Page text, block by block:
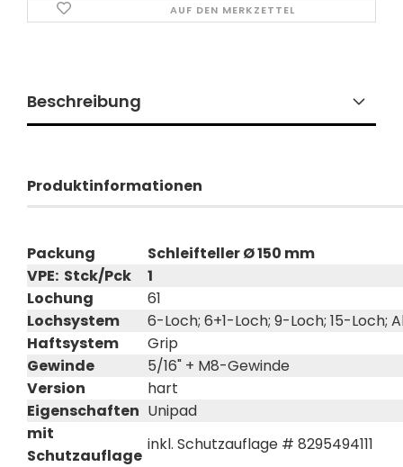
AUF DEN MERKZETTEL
Beschreibung
Produktinformationen
Packung
Schleifteller Ø 150 mm
VPE: Stck/Pck
1
Lochung
61
Lochsystem
6-Loch; 6+1-Loch; 9-Loch; 15-Loch;
Haftsystem
Grip
Gewinde
5/16" + M8-Gewinde
Version
hart
Eigenschaften Unipad
mit
Schutzauflage
inkl. Schutzauflage # 8295494111